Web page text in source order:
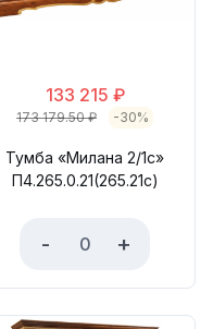
133 215 ₽
173 179.50₽ -30%
Тумба «Милана 2/1с»
П4.265.0.21(265.21с)
- +